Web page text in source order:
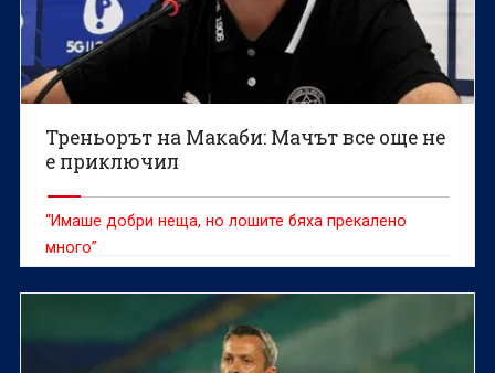
Треньорът на Макаби: Мачът все още не
е приключил
“Имаше добри неща, но лошите бяха прекалено
много”